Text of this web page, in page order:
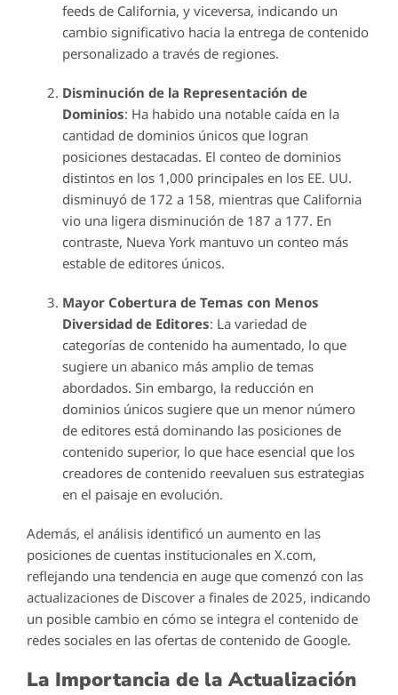
feeds de California, y viceversa, indicando un
cambio significativo hacia la entrega de contenido
personalizado a través de regiones.
Disminución de la Representación de
Dominios: Ha habido una notable caída en la
cantidad de dominios únicos que logran
posiciones destacadas. El conteo de dominios
distintos en los 1,000 principales en los EE. UU.
disminuyó de 172 a 158, mientras que California
vio una ligera disminución de 187 a 177. En
contraste, Nueva York mantuvo un conteo más
estable de editores únicos.
Mayor Cobertura de Temas con Menos
Diversidad de Editores: La variedad de
categorías de contenido ha aumentado, lo que
sugiere un abanico más amplio de temas
abordados. Sin embargo, la reducción en
dominios únicos sugiere que un menor número
de editores está dominando las posiciones de
contenido superior, lo que hace esencial que los
creadores de contenido reevaluen sus estrategias
en el paisaje en evolución.
Además, el análisis identificó un aumento en las
posiciones de cuentas institucionales en X.com,
reflejando una tendencia en auge que comenzó con las
actualizaciones de Discover a finales de 2025, indicando
un posible cambio en cómo se integra el contenido de
redes sociales en las ofertas de contenido de Google.
La Importancia de la Actualización